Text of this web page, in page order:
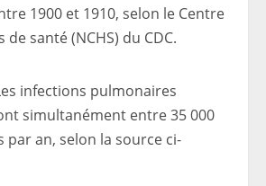
1900 et 1910, selon le Centre
santé (NCHS) du CDC.
infections pulmonaires
simultanément entre 35 000
par an, selon la source ci-